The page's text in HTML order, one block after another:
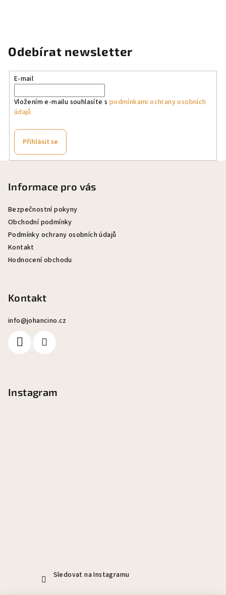
Odebírat newsletter
E-mail
Vložením e-mailu souhlasíte s podmínkami ochrany osobních
údajů
Přihlásit se
Informace pro vás
Bezpečnostní pokyny
Obchodní podmínky
Podmínky ochrany osobních údajů
Kontakt
Hodnocení obchodu
Kontakt
info@johancino.cz
Instagram
Sledovat na Instagramu